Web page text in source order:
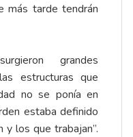
más tarde tendrán
grandes
estructuras que
no se ponía en
estaba definido
y los que trabajan”.